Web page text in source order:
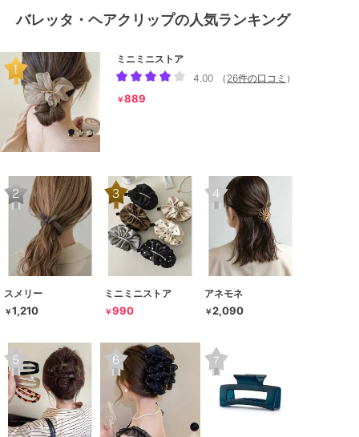
バレッタ・ヘアクリップの人気ランキング
ミニミニストア
4.00
（ 26件の口コミ ）
￥889
スメリー
￥1,210
ミニミニストア
￥990
アネモネ
￥2,090